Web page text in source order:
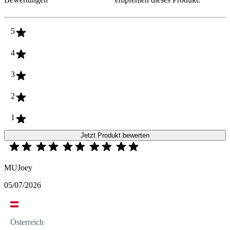
5
4
3
2
1
Jetzt Produkt bewerten
MUJoey
05/07/2026
Österreich